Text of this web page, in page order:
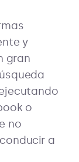
y
gran
o
no
a